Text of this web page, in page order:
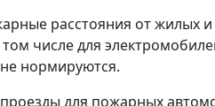
расстояния от жилых
числе для
нормируются.
для пожарных